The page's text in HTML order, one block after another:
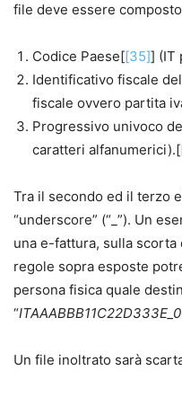
file deve essere
Codice Paese[[35]] (IT
Identificativo fiscale
fiscale ovvero partita
Progressivo univoco
caratteri alfanumerici).[
Tra il secondo ed il terzo
“underscore” (“_”). Un
una e-fattura, sulla
regole sopra esposte
persona fisica quale
“
Un file inoltrato sarà